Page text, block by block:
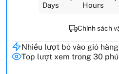
Days Hours
Chính sách
Nhiều lượt bỏ vào giỏ hàng
Top lượt xem trong 30